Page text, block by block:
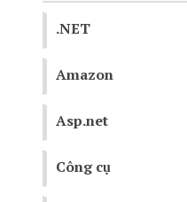
.NET
Amazon
Asp.net
Công cụ